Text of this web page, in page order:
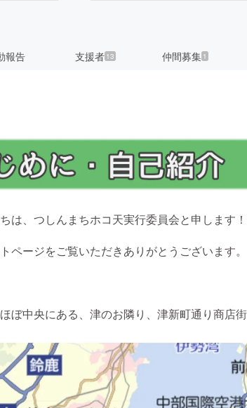
報告 支援者 13 仲間募集 1
は、つしんまちホコ天実行委員会と申します！
ページをご覧いただきありがとうございます。
ぼ中央にある、津のお隣り、津新町通り商店街